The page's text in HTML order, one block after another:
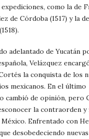
como la de
de Córdoba (1517) y la
adelantado de Yucatán
Velázquez
la conquista de los
mexicanos. En el último
cambió de opinión, pero
la contraorden y
Enfrentado con
desobedeciendo